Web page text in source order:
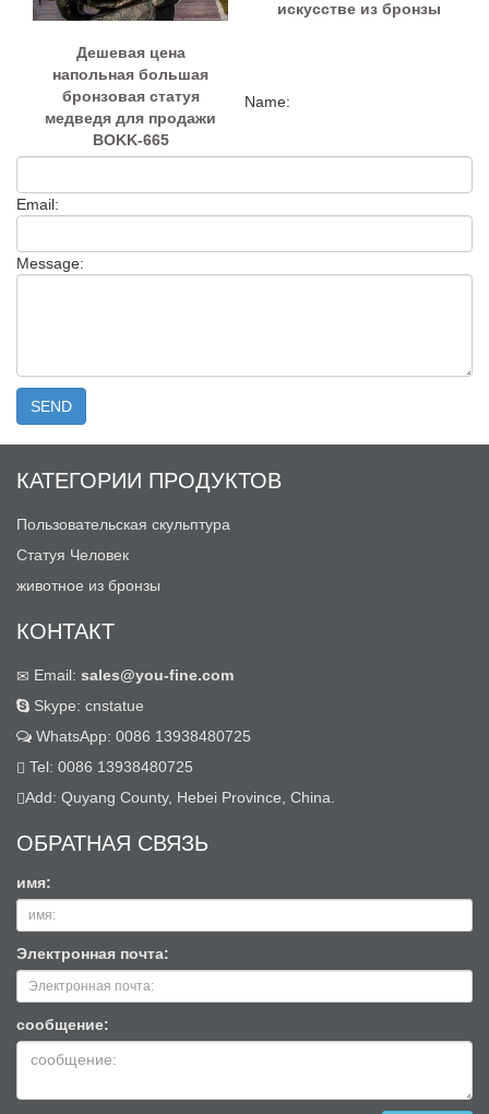
Дешевая цена
напольная большая
бронзовая статуя
медведя для продажи
BOKK-665
искусстве из бронзы
Name:
Email:
Message:
КАТЕГОРИИ ПРОДУКТОВ
Пользовательская скульптура
Статуя Человек
животное из бронзы
КОНТАКТ
Email: sales@you-fine.com
Skype: cnstatue
WhatsApp: 0086 13938480725
Tel: 0086 13938480725
Add: Quyang County, Hebei Province, China.
ОБРАТНАЯ СВЯЗЬ
имя:
Электронная почта:
сообщение: